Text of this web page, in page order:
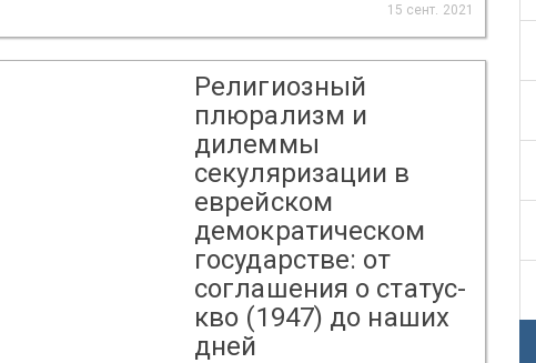
15 сент. 2021
Религиозный
плюрализм и
дилеммы
секуляризации в
еврейском
демократическом
государстве: от
соглашения о статус-
кво (1947) до наших
дней